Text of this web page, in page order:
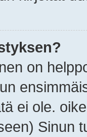
on
ei ole.
Sinun